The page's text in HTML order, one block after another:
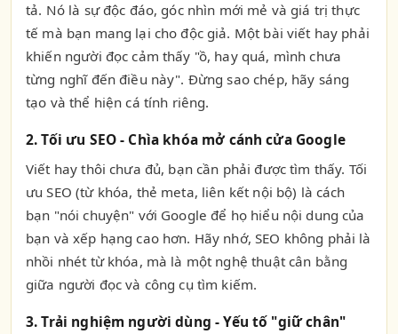
tả. Nó là sự độc đáo, góc nhìn mới mẻ và giá trị thực
tế mà bạn mang lại cho độc giả. Một bài viết hay phải
khiến người đọc cảm thấy "ồ, hay quá, mình chưa
từng nghĩ đến điều này". Đừng sao chép, hãy sáng
tạo và thể hiện cá tính riêng.
2. Tối ưu SEO - Chìa khóa mở cánh cửa Google
Viết hay thôi chưa đủ, bạn cần phải được tìm thấy. Tối
ưu SEO (từ khóa, thẻ meta, liên kết nội bộ) là cách
bạn "nói chuyện" với Google để họ hiểu nội dung của
bạn và xếp hạng cao hơn. Hãy nhớ, SEO không phải là
nhồi nhét từ khóa, mà là một nghệ thuật cân bằng
giữa người đọc và công cụ tìm kiếm.
3. Trải nghiệm người dùng - Yếu tố "giữ chân"